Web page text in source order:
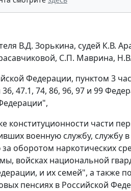
В.Д. Зорькина, судей К.В.
С.П. Маврина,
Федерации, пунктом 3
47.1, 74, 86, 96, 97 и 99
конституционности части
военную службу, службу в
оборотом наркотических
войсках национальной
и их семей", а также
пенсиях в Российской